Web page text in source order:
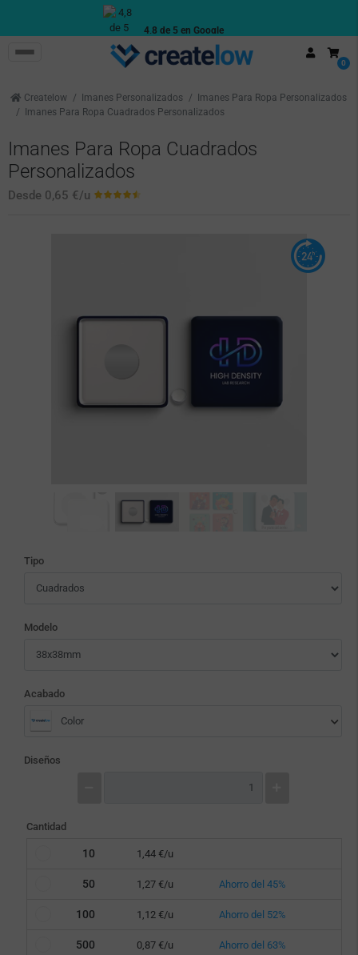
4,8 de 5 en Google
0
Createlow Imanes Personalizados
Imanes Para Ropa Personalizados
Imanes Para Ropa Cuadrados Personalizados
Imanes Para Ropa Cuadrados
Personalizados
Desde 0,65 €/u
Tipo
Modelo
Acabado
Color
Diseños
Cantidad
10 1,44 €/u
50 1,27 €/u Ahorro del 45%
100 1,12 €/u Ahorro del 52%
500 0,87 €/u Ahorro del 63%